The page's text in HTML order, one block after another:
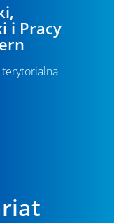
i Pracy
terytorialna